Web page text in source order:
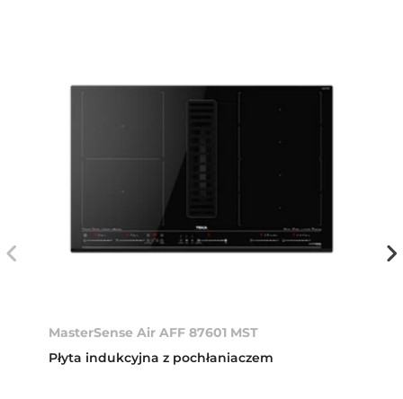
MasterSense Air AFF 87601 MST
Płyta indukcyjna z pochłaniaczem